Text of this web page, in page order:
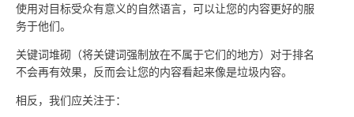
使用对目标受众有意义的自然语言，可以让您的内容更好的服
务于他们。
关键词堆砌（将关键词强制放在不属于它们的地方）对于排名
不会再有效果，反而会让您的内容看起来像是垃圾内容。
相反，我们应关注于：